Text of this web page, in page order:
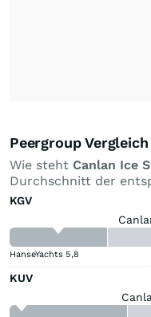
Peergroup
Wie steht Canlan Ice
Durchschnitt der
KGV
HanseYachts 5,8
KUV